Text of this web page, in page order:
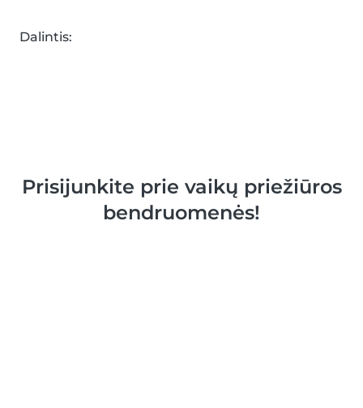
Dalintis:
Prisijunkite prie vaikų priežiūros
bendruomenės!